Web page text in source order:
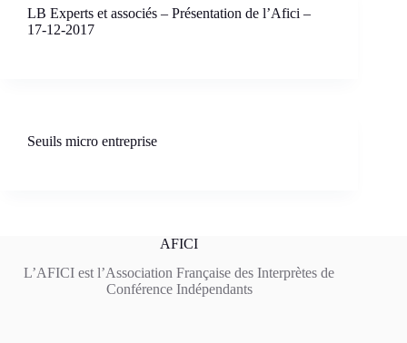
LB Experts et associés – Présentation de l’Afici –
17-12-2017
Seuils micro entreprise
AFICI
L’AFICI est l’Association Française des Interprètes de
Conférence Indépendants